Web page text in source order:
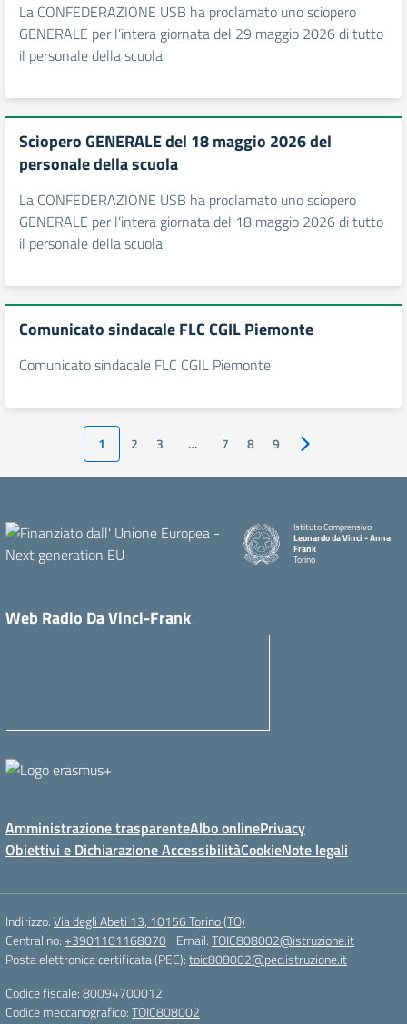
La CONFEDERAZIONE USB ha proclamato uno sciopero
GENERALE per l’intera giornata del 29 maggio 2026 di tutto
il personale della scuola.
Sciopero GENERALE del 18 maggio 2026 del
personale della scuola
La CONFEDERAZIONE USB ha proclamato uno sciopero
GENERALE per l’intera giornata del 18 maggio 2026 di tutto
il personale della scuola.
Comunicato sindacale FLC CGIL Piemonte
Comunicato sindacale FLC CGIL Piemonte
1 2 3 … 7 8 9 Pagina successiva
Istituto Comprensivo
Leonardo da Vinci - Anna
Frank
Torino
Web Radio Da Vinci-Frank
Amministrazione trasparenteAlbo onlinePrivacy
Obiettivi e Dichiarazione AccessibilitàCookieNote legali
Indirizzo:Via degli Abeti 13, 10156 Torino (TO)
Centralino:+3901101168070 Email:TOIC808002@istruzione.it
Posta elettronica certificata (PEC):toic808002@pec.istruzione.it
Codice fiscale: 80094700012
Codice meccanografico:TOIC808002